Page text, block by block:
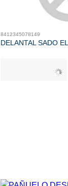
8412345078149
DELANTAL SADO